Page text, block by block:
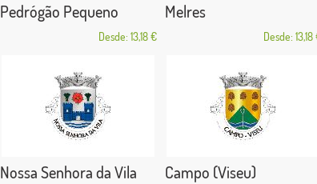
Pedrógão Pequeno
Desde: 13,18 €
Melres
Desde: 13,18
Nossa Senhora da Vila Campo (Viseu)